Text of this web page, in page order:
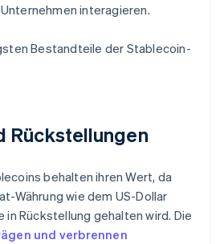
interagieren.
Bestandteile der Stablecoin-
Rückstellungen
behalten ihren Wert, da
Währung wie dem US-Dollar
in Rückstellung gehalten wird. Die
und verbrennen